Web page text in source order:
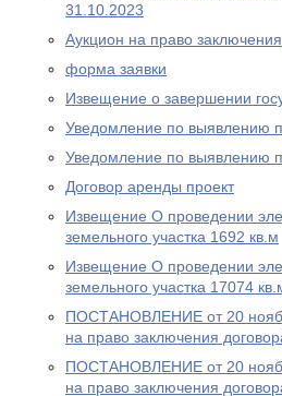
31.10.2023
Аукцион на право
форма заявки
Извещение о завершении
Уведомление по выявлению
Уведомление по выявлению
Договор аренды проект
Извещение О проведении
земельного участка 1692 кв.м
Извещение О проведении
земельного участка 17074
ПОСТАНОВЛЕНИЕ от 20
на право заключения
ПОСТАНОВЛЕНИЕ от 20
на право заключения